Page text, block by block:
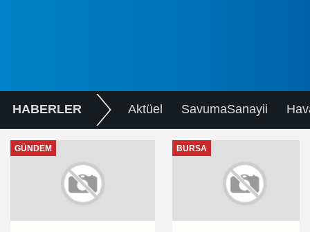
HABERLER Aktüel SavumaSanayii
GÜNDEM BURSA